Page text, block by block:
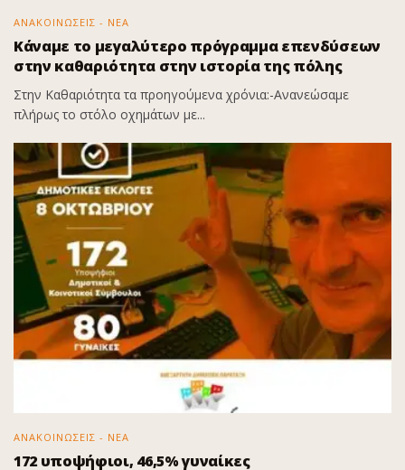
ΑΝΑΚΟΙΝΩΣΕΙΣ - ΝΕΑ
Κάναμε το μεγαλύτερο πρόγραμμα επενδύσεων
στην καθαριότητα στην ιστορία της πόλης
Στην Καθαριότητα τα προηγούμενα χρόνια:-Ανανεώσαμε
πλήρως το στόλο οχημάτων με...
ΑΝΑΚΟΙΝΩΣΕΙΣ - ΝΕΑ
172 υποψήφιοι, 46,5% γυναίκες